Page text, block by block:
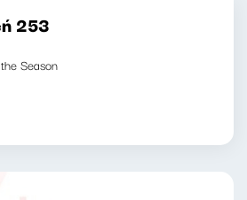
253
Season